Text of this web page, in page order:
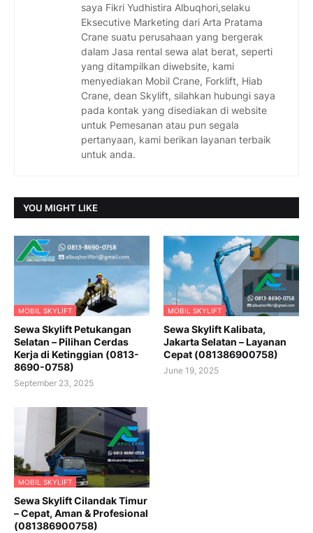
saya Fikri Yudhistira Albuqhori,selaku
Eksecutive Marketing dari Arta Pratama
Crane suatu perusahaan yang bergerak
dalam Jasa rental sewa alat berat, seperti
yang ditampilkan diwebsite, kami
menyediakan Mobil Crane, Forklift, Hiab
Crane, dean Skylift, silahkan hubungi saya
pada kontak yang disediakan di website
untuk Pemesanan atau pun segala
pertanyaan, kami berikan layanan terbaik
untuk anda.
YOU MIGHT LIKE
MOBIL SKYLIFT
Sewa Skylift Petukangan
Selatan – Pilihan Cerdas
Kerja di Ketinggian (0813-
8690-0758)
September 23, 2025
MOBIL SKYLIFT
Sewa Skylift Kalibata,
Jakarta Selatan – Layanan
Cepat (081386900758)
June 19, 2025
MOBIL SKYLIFT
Sewa Skylift Cilandak Timur
– Cepat, Aman & Profesional
(081386900758)